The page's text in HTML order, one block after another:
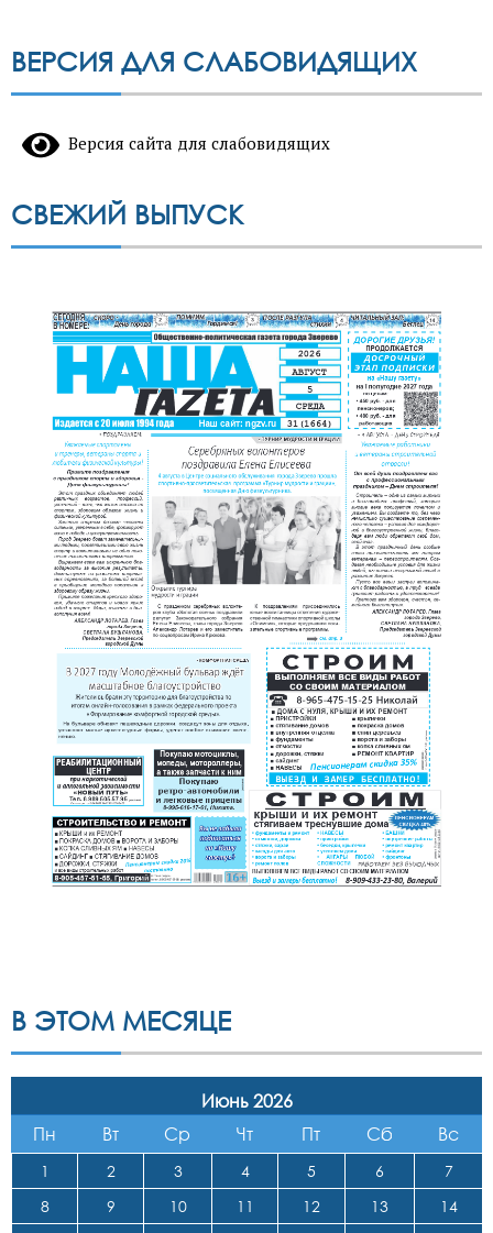
ВЕРСИЯ ДЛЯ СЛАБОВИДЯЩИХ
Версия сайта для слабовидящих
СВЕЖИЙ ВЫПУСК
В ЭТОМ МЕСЯЦЕ
Июнь 2026
Пн
Вт Ср Чт Пт Сб Вс
1 2 3 4 5 6
7
8
9 10 11 12 13
14